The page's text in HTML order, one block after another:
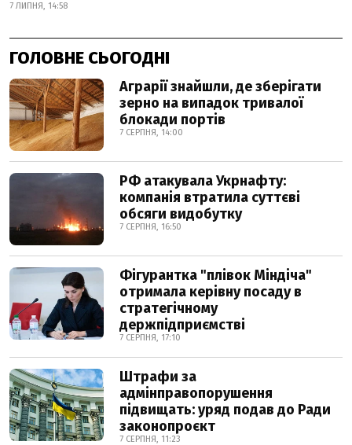
7 ЛИПНЯ, 14:58
ГОЛОВНЕ СЬОГОДНІ
Аграрії знайшли, де зберігати
зерно на випадок тривалої
блокади портів
7 СЕРПНЯ, 14:00
РФ атакувала Укрнафту:
компанія втратила суттєві
обсяги видобутку
7 СЕРПНЯ, 16:50
Фігурантка "плівок Міндіча"
отримала керівну посаду в
стратегічному
держпідприємстві
7 СЕРПНЯ, 17:10
Штрафи за
адмінправопорушення
підвищать: уряд подав до Ради
законопроєкт
7 СЕРПНЯ, 11:23